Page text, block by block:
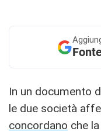
In un documento
le due società
concordano che la